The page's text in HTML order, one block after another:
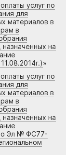
услуг по
для
материалов в
в
на
»
услуг по
для
материалов в
в
на
Эл № ФС77-